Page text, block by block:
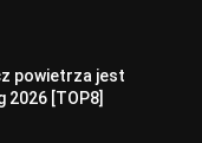
powietrza jest
2026 [TOP8]